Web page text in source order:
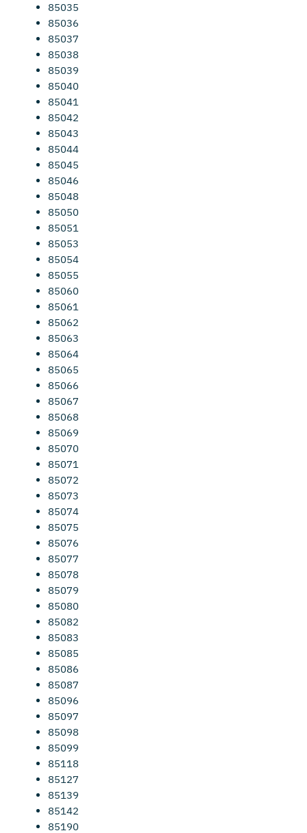
85035
85036
85037
85038
85039
85040
85041
85042
85043
85044
85045
85046
85048
85050
85051
85053
85054
85055
85060
85061
85062
85063
85064
85065
85066
85067
85068
85069
85070
85071
85072
85073
85074
85075
85076
85077
85078
85079
85080
85082
85083
85085
85086
85087
85096
85097
85098
85099
85118
85127
85139
85142
85190